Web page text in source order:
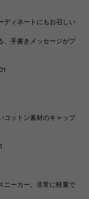
ディネートにもお召しい
、手書きメッセージがプ
コットン素材のキャップ
ニーカー。非常に軽量で